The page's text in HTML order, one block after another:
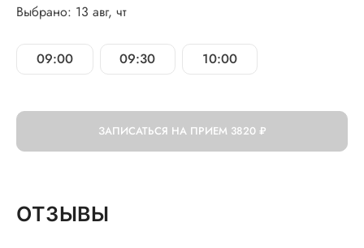
Выбрано: 13 авг, чт
09:00 09:30 10:00
ЗАПИСАТЬСЯ НА ПРИЕМ 3820 ₽
ОТЗЫВЫ